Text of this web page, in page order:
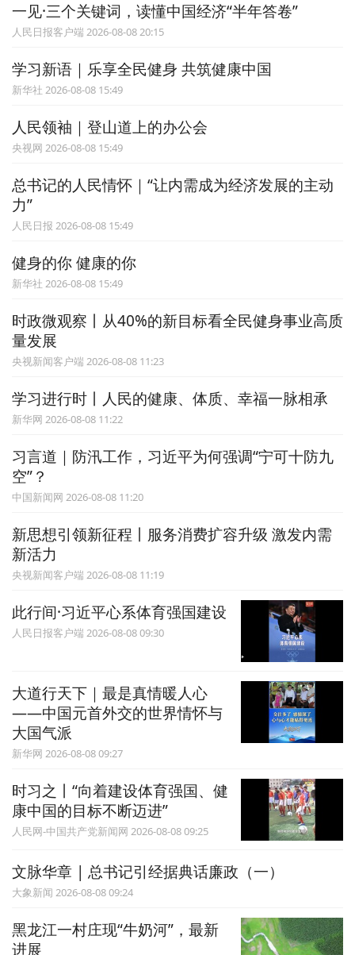
一见·三个关键词，读懂中国经济“半年答卷”
人民日报客户端 2026-08-08 20:15
学习新语｜乐享全民健身 共筑健康中国
新华社 2026-08-08 15:49
人民领袖｜登山道上的办公会
央视网 2026-08-08 15:49
总书记的人民情怀｜“让内需成为经济发展的主动
力”
人民日报 2026-08-08 15:49
健身的你 健康的你
新华社 2026-08-08 15:49
时政微观察丨从40%的新目标看全民健身事业高质
量发展
央视新闻客户端 2026-08-08 11:23
学习进行时丨人民的健康、体质、幸福一脉相承
新华网 2026-08-08 11:22
习言道｜防汛工作，习近平为何强调“宁可十防九
空”？
中国新闻网 2026-08-08 11:20
新思想引领新征程丨服务消费扩容升级 激发内需
新活力
央视新闻客户端 2026-08-08 11:19
此行间·习近平心系体育强国建设
人民日报客户端 2026-08-08 09:30
大道行天下｜最是真情暖人心
——中国元首外交的世界情怀与
大国气派
新华网 2026-08-08 09:27
时习之丨“向着建设体育强国、健
康中国的目标不断迈进”
人民网-中国共产党新闻网 2026-08-08 09:25
文脉华章 | 总书记引经据典话廉政（一）
大象新闻 2026-08-08 09:24
黑龙江一村庄现“牛奶河”，最新
进展